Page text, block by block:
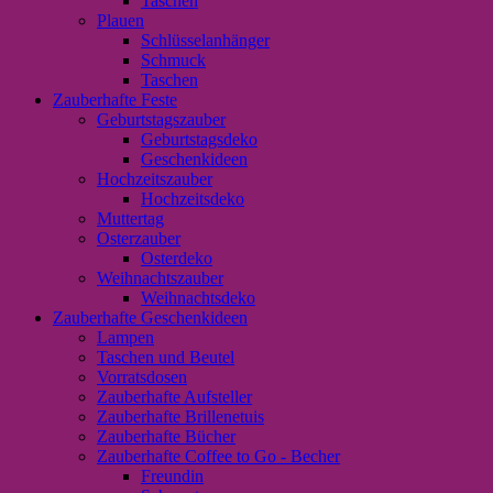
Plauen
Schlüsselanhänger
Schmuck
Taschen
Zauberhafte Feste
Geburtstagszauber
Geburtstagsdeko
Geschenkideen
Hochzeitszauber
Hochzeitsdeko
Muttertag
Osterzauber
Osterdeko
Weihnachtszauber
Weihnachtsdeko
Zauberhafte Geschenkideen
Lampen
Taschen und Beutel
Vorratsdosen
Zauberhafte Aufsteller
Zauberhafte Brillenetuis
Zauberhafte Bücher
Zauberhafte Coffee to Go - Becher
Freundin